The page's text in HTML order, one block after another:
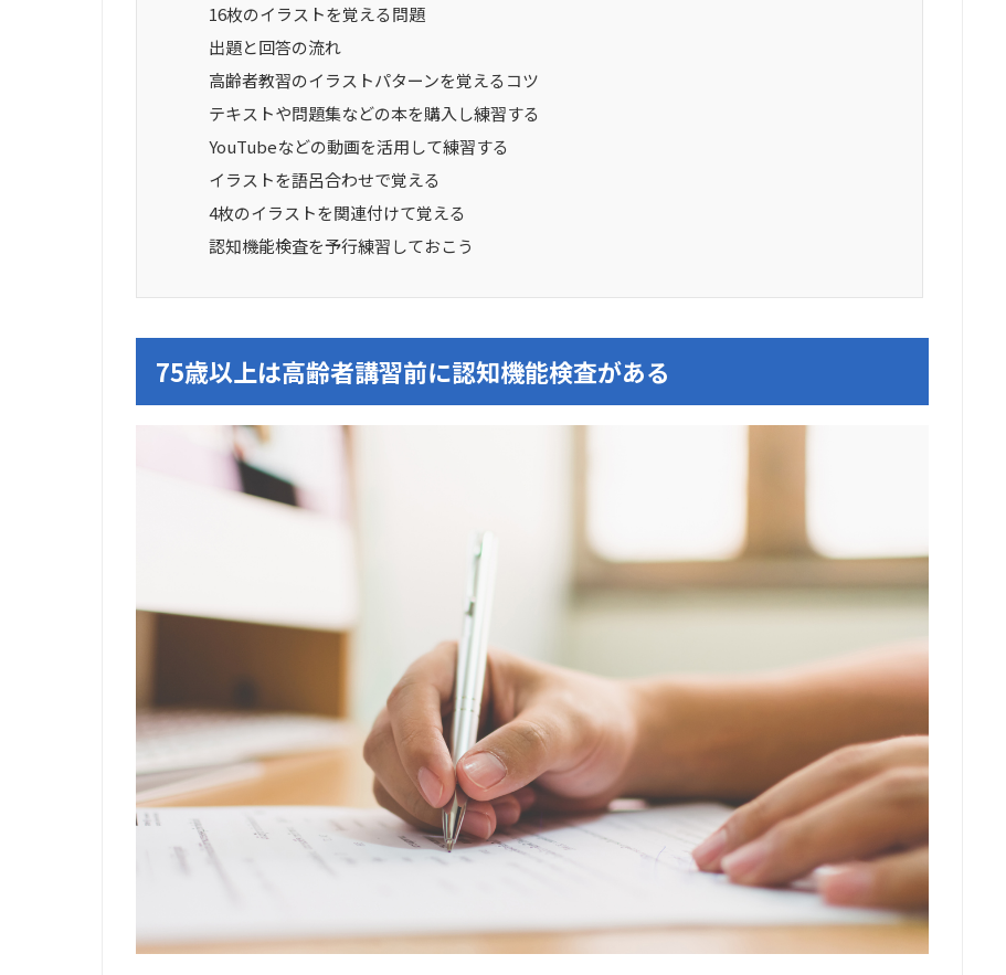
16枚のイラストを覚える問題
出題と回答の流れ
高齢者教習のイラストパターンを覚えるコツ
テキストや問題集などの本を購入し練習する
YouTubeなどの動画を活用して練習する
イラストを語呂合わせで覚える
4枚のイラストを関連付けて覚える
認知機能検査を予行練習しておこう
75歳以上は高齢者講習前に認知機能検査がある